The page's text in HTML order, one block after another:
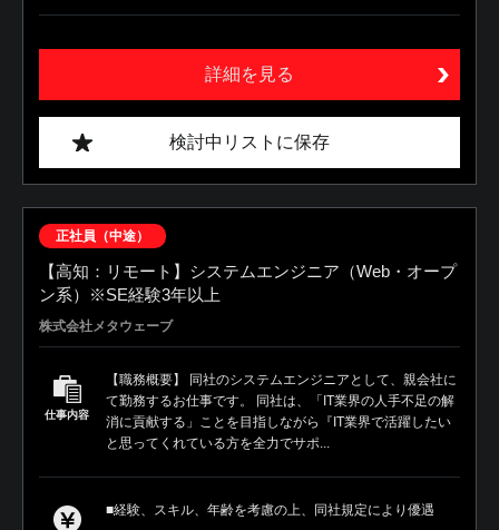
詳細を見る
検討中リストに保存
正社員（中途）
【高知：リモート】システムエンジニア（Web・オープ
ン系）※SE経験3年以上
株式会社メタウェーブ
仕事内容
【職務概要】 同社のシステムエンジニアとして、親会社に
て勤務するお仕事です。 同社は、「IT業界の人手不足の解
消に貢献する」ことを目指しながら『IT業界で活躍したい
と思ってくれている方を全力でサポ...
■経験、スキル、年齢を考慮の上、同社規定により優遇